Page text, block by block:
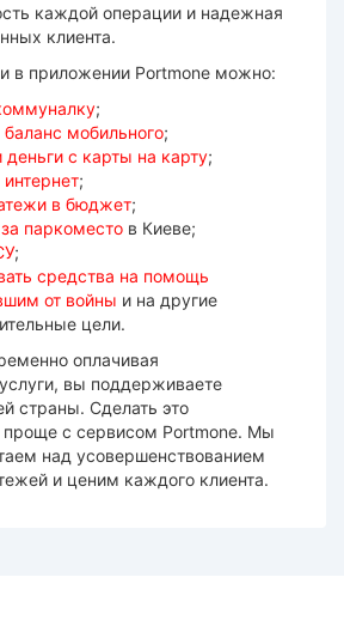
каждой операции и надежная
клиента.
в приложении Portmone можно:
;
баланс мобильного;
деньги с карты на карту;
интернет;
в бюджет;
за паркоместо в Киеве;
;
средства на помощь
от войны и на другие
цели.
оплачивая
вы поддерживаете
страны. Сделать это
проще с сервисом Portmone. Мы
над усовершенствованием
и ценим каждого клиента.